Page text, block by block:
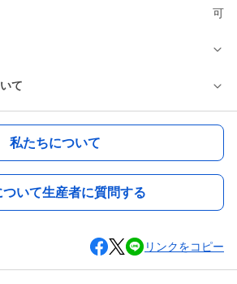
可
て
私たちについて
ついて生産者に質問する
リンクをコピー